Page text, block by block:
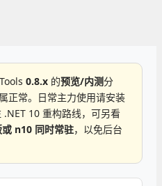
0.8.x 的预览/内测分
正常。日常主力使用请安装
.NET 10 重构路线，可另看
n10 同时常驻，以免后台